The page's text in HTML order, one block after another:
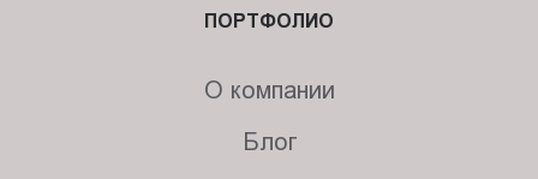
ПОРТФОЛИО
О компании
Блог